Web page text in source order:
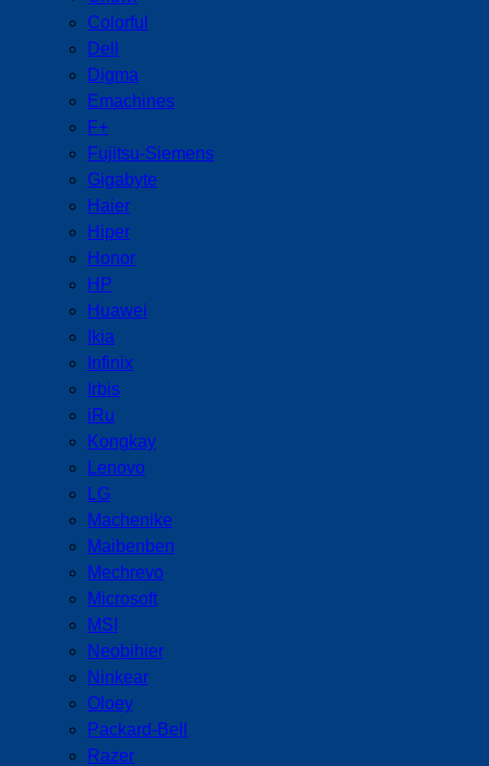
Colorful
Dell
Digma
Emachines
F+
Fujitsu-Siemens
Gigabyte
Haier
Hiper
Honor
HP
Huawei
Ikia
Infinix
Irbis
iRu
Kongkay
Lenovo
LG
Machenike
Maibenben
Mechrevo
Microsoft
MSI
Neobihier
Ninkear
Oloey
Packard-Bell
Razer